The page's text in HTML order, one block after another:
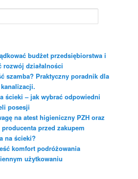
budżet przedsiębiorstwa i
działalności
szamba? Praktyczny poradnik dla
ścieki – jak wybrać odpowiedni
posesji
na atest higieniczny PZH oraz
przed zakupem
na ścieki?
komfort podróżowania
użytkowaniu